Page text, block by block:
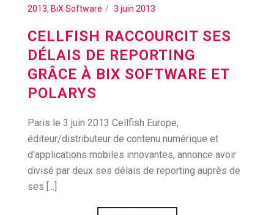
2013, BiX Software 3 juin 2013
CELLFISH RACCOURCIT SES
DÉLAIS DE REPORTING
GRÂCE À BIX SOFTWARE ET
POLARYS
Paris le 3 juin 2013 Cellfish Europe,
éditeur/distributeur de contenu numérique et
d’applications mobiles innovantes, annonce avoir
divisé par deux ses délais de reporting auprès de
ses [...]